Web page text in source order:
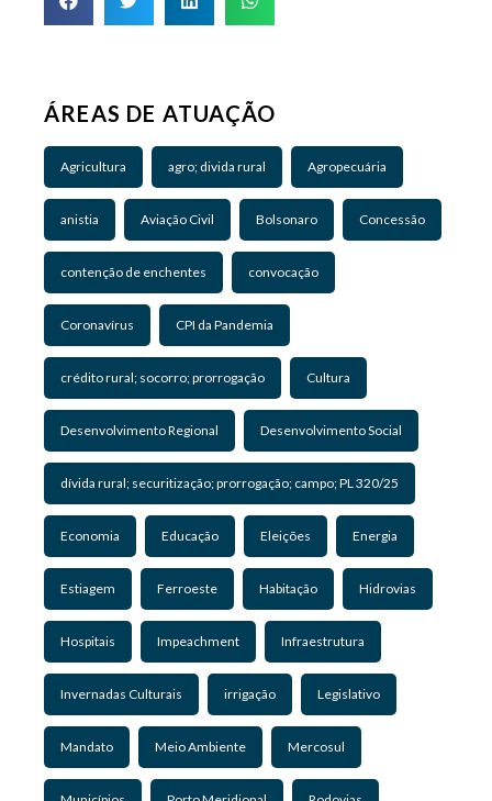
ÁREAS DE ATUAÇÃO
Agricultura agro; divida rural Agropecuária
anistia Aviação Civil Bolsonaro Concessão
contenção de enchentes convocação
Coronavírus CPI da Pandemia
crédito rural; socorro; prorrogação Cultura
Desenvolvimento Regional Desenvolvimento Social
dívida rural; securitização; prorrogação; campo; PL 320/25
Economia Educação Eleições Energia
Estiagem Ferroeste Habitação Hidrovias
Hospitais Impeachment Infraestrutura
Invernadas Culturais irrigação Legislativo
Mandato Meio Ambiente Mercosul